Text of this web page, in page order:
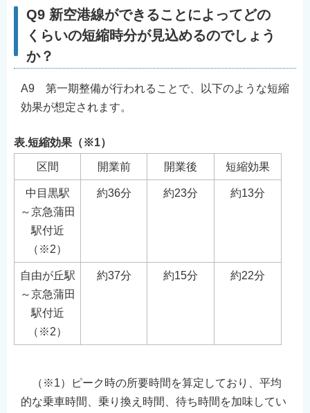
Q9 新空港線ができることによってどの
くらいの短縮時分が見込めるのでしょう
か？
A9 第一期整備が行われることで、以下のような短縮
効果が想定されます。
表.短縮効果（※1）
区間 開業前 開業後 短縮効果
中目黒駅
～京急蒲田
駅付近
（※2）
約36分 約23分 約13分
自由が丘駅
～京急蒲田
駅付近
（※2）
約37分 約15分 約22分
（※1）ピーク時の所要時間を算定しており、平均
的な乗車時間、乗り換え時間、待ち時間を加味してい